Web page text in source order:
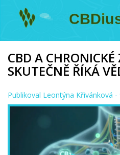
CBD A CHRONICKÉ
SKUTEČNĚ ŘÍKÁ
Publikoval Leontýna Křivánková -